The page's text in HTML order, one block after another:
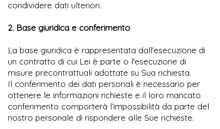
condividere dati ulteriori.
2. Base giuridica e conferimento
La base giuridica è rappresentata dall'esecuzione di
un contratto di cui Lei è parte o l'esecuzione di
misure precontrattuali adottate su Sua richiesta.
Il conferimento dei dati personali è necessario per
ottenere le informazioni richieste e il loro mancato
conferimento comporterà l’impossibilità da parte del
nostro personale di rispondere alle Sue richieste.